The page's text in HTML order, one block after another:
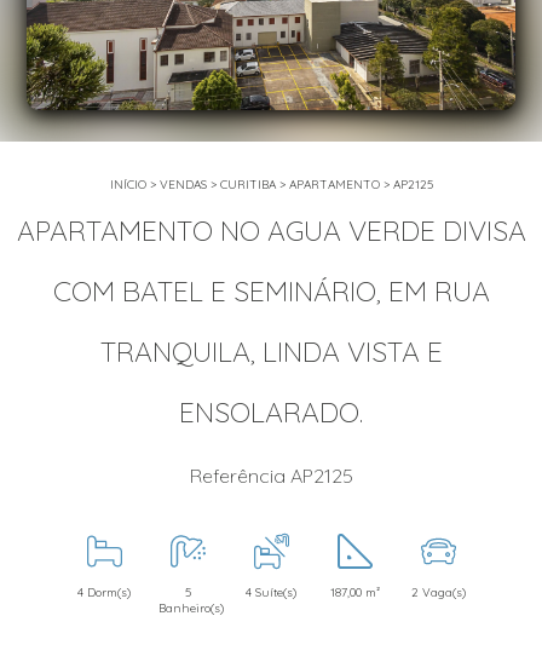
INÍCIO> VENDAS> CURITIBA> APARTAMENTO> AP2125
APARTAMENTO NO AGUA VERDE DIVISA
COM BATEL E SEMINÁRIO, EM RUA
TRANQUILA, LINDA VISTA E
ENSOLARADO.
Referência AP2125
4 Dorm(s)
5
Banheiro(s)
4 Suíte(s) 187,00 m² 2 Vaga(s)